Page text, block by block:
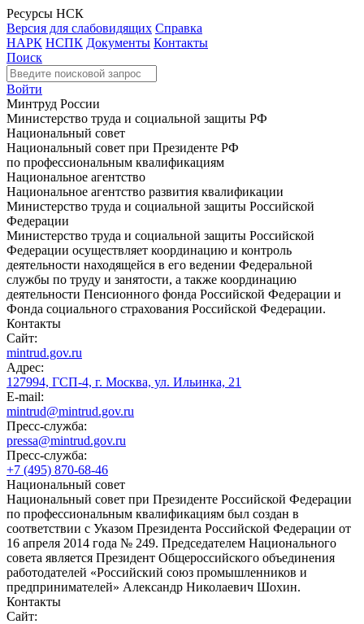
Ресурсы НСК
Версия для слабовидящих Справка
НАРК НСПК Документы Контакты
Поиск
Войти
Минтруд России
Министерство труда и социальной защиты РФ
Национальный совет
Национальный совет при Президенте РФ
по профессиональным квалификациям
Национальное агентство
Национальное агентство развития квалификации
Министерство труда и социальной защиты Российской
Федерации
Министерство труда и социальной защиты Российской
Федерации осуществляет координацию и контроль
деятельности находящейся в его ведении Федеральной
службы по труду и занятости, а также координацию
деятельности Пенсионного фонда Российской Федерации и
Фонда социального страхования Российской Федерации.
Контакты
Сайт:
mintrud.gov.ru
Адрес:
127994, ГСП-4, г. Москва, ул. Ильинка, 21
E-mail:
mintrud@mintrud.gov.ru
Пресс-служба:
pressa@mintrud.gov.ru
Пресс-служба:
+7 (495) 870-68-46
Национальный совет
Национальный совет при Президенте Российской Федерации
по профессиональным квалификациям был создан в
соответствии с Указом Президента Российской Федерации от
16 апреля 2014 года № 249. Председателем Национального
совета является Президент Общероссийского объединения
работодателей «Российский союз промышленников и
предпринимателей» Александр Николаевич Шохин.
Контакты
Сайт: